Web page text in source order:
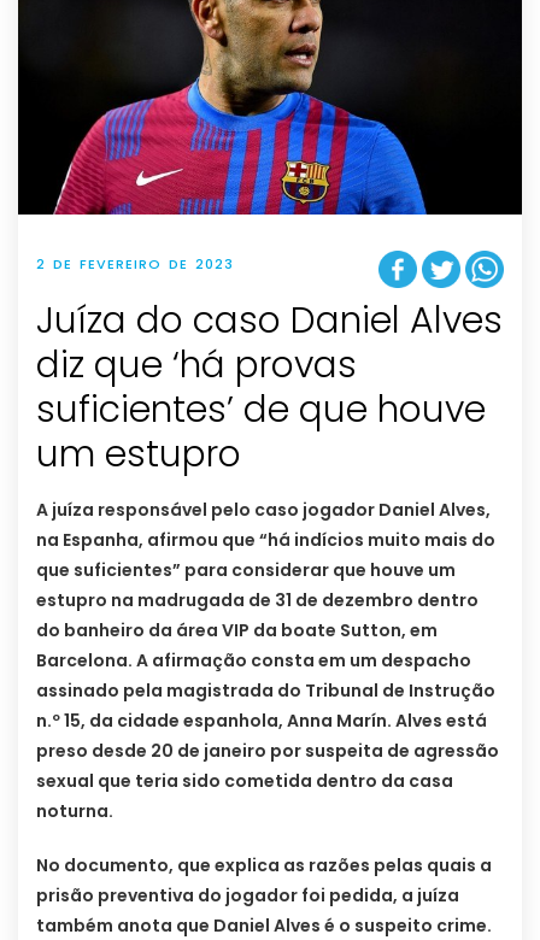
2 DE FEVEREIRO DE 2023
Juíza do caso Daniel Alves
diz que ‘há provas
suficientes’ de que houve
um estupro
A juíza responsável pelo caso jogador Daniel Alves,
na Espanha, afirmou que “há indícios muito mais do
que suficientes” para considerar que houve um
estupro na madrugada de 31 de dezembro dentro
do banheiro da área VIP da boate Sutton, em
Barcelona. A afirmação consta em um despacho
assinado pela magistrada do Tribunal de Instrução
n.º 15, da cidade espanhola, ​​Anna Marín. Alves está
preso desde 20 de janeiro por suspeita de agressão
sexual que teria sido cometida dentro da casa
noturna.
No documento, que explica as razões pelas quais a
prisão preventiva do jogador foi pedida, a juíza
também anota que Daniel Alves é o suspeito crime.